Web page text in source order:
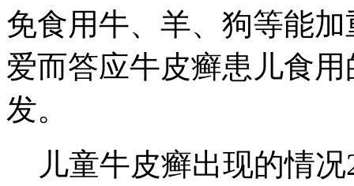
免食用牛、羊、狗等能
爱而答应牛皮癣患儿食
发。
儿童牛皮癣出现的情况